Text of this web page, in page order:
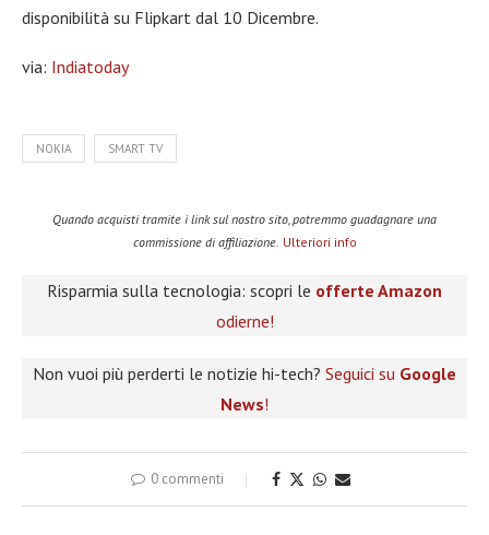
disponibilità su Flipkart dal 10 Dicembre.
via: Indiatoday
NOKIA SMART TV
Quando acquisti tramite i link sul nostro sito, potremmo guadagnare una
commissione di affiliazione. Ulteriori info
Risparmia sulla tecnologia: scopri le offerte Amazon
odierne!
Non vuoi più perderti le notizie hi-tech? Seguici su Google
News!
0 commenti